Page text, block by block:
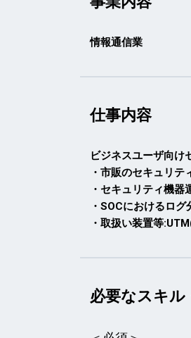
情報通信業
仕事内容
ビジネスユーザ向け
・市販のセキュリ
・セキュリティ機
・SOCにおけるロ
・取扱い装置等
必要なスキル